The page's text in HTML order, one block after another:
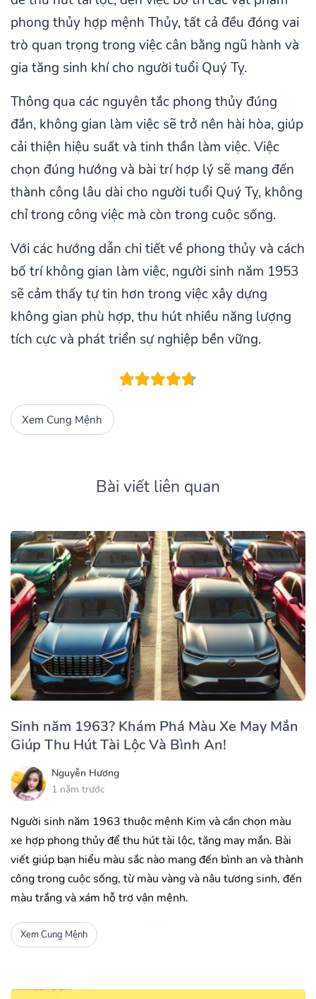
phong thủy hợp mệnh Thủy, tất cả đều đóng vai
trò quan trọng trong việc cân bằng ngũ hành và
gia tăng sinh khí cho người tuổi Quý Tỵ.
Thông qua các nguyên tắc phong thủy đúng
đắn, không gian làm việc sẽ trở nên hài hòa, giúp
cải thiện hiệu suất và tinh thần làm việc. Việc
chọn đúng hướng và bài trí hợp lý sẽ mang đến
thành công lâu dài cho người tuổi Quý Tỵ, không
chỉ trong công việc mà còn trong cuộc sống.
Với các hướng dẫn chi tiết về phong thủy và cách
bố trí không gian làm việc, người sinh năm 1953
sẽ cảm thấy tự tin hơn trong việc xây dựng
không gian phù hợp, thu hút nhiều năng lượng
tích cực và phát triển sự nghiệp bền vững.
Xem Cung Mệnh
Bài viết liên quan
Sinh năm 1963? Khám Phá Màu Xe May Mắn
Giúp Thu Hút Tài Lộc Và Bình An!
Nguyễn Hương
1 năm trước
Người sinh năm 1963 thuộc mệnh Kim và cần chọn màu
xe hợp phong thủy để thu hút tài lộc, tăng may mắn. Bài
viết giúp bạn hiểu màu sắc nào mang đến bình an và thành
công trong cuộc sống, từ màu vàng và nâu tương sinh, đến
màu trắng và xám hỗ trợ vận mệnh.
Xem Cung Mệnh